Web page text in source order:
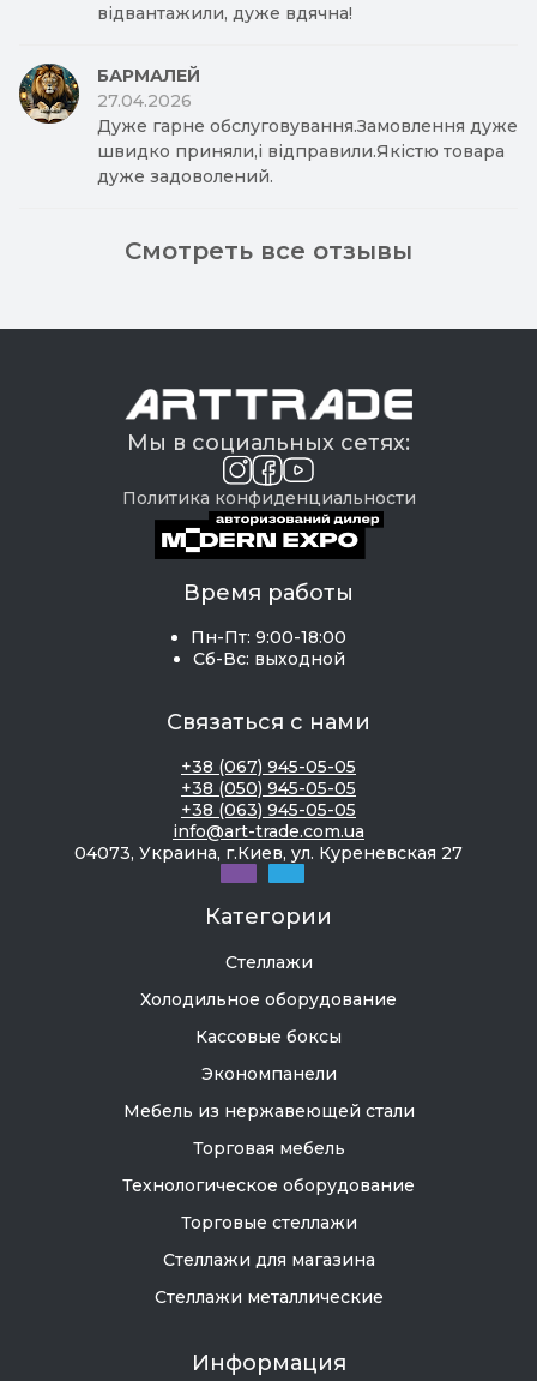
відвантажили, дуже вдячна!
БАРМАЛЕЙ
27.04.2026
Дуже гарне обслуговування.Замовлення дуже
швидко приняли,і відправили.Якістю товара
дуже задоволений.
Смотреть все отзывы
Мы в социальных сетях:
Политика конфиденциальности
Время работы
Пн-Пт: 9:00-18:00
Сб-Вс: выходной
Связаться с нами
+38 (067) 945-05-05
+38 (050) 945-05-05
+38 (063) 945-05-05
info@art-trade.com.ua
04073, Украина, г.Киев, ул. Куреневская 27
Категории
Стеллажи
Холодильное оборудование
Кассовые боксы
Экономпанели
Мебель из нержавеющей стали
Торговая мебель
Технологическое оборудование
Торговые стеллажи
Стеллажи для магазина
Стеллажи металлические
Информация